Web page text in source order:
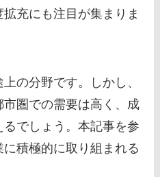
充にも注目が集まりま
の分野です。しかし、
圏での需要は高く、成
でしょう。本記事を参
積極的に取り組まれる